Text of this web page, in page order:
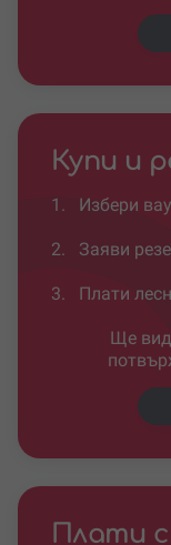
Купи и
1. Избери
2. Заяви
3. Плати
Ще
Плати с